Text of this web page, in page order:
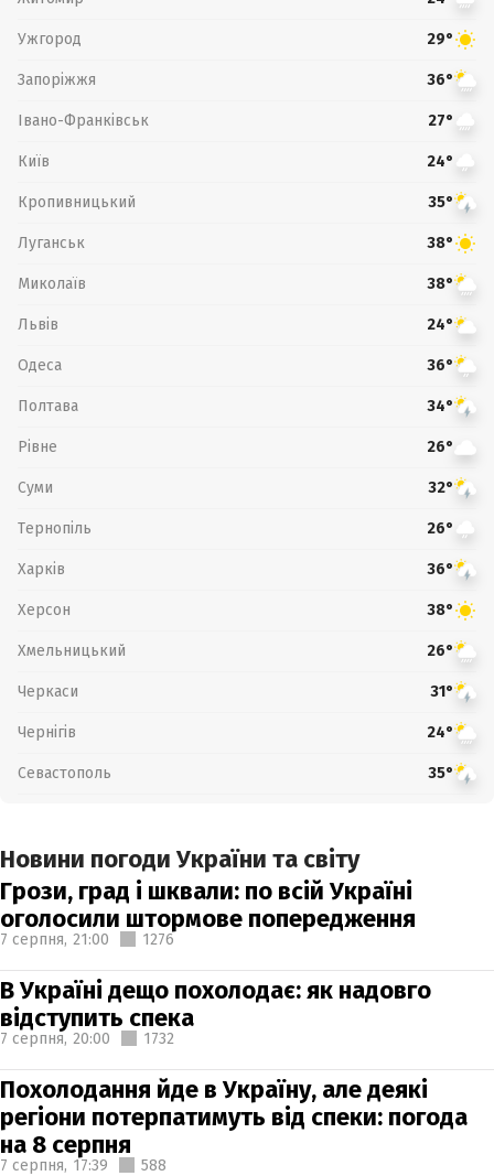
Ужгород 29°
Запоріжжя 36°
Івано-Франківськ 27°
Київ 24°
Кропивницький 35°
Луганськ 38°
Миколаїв 38°
Львів 24°
Одеса 36°
Полтава 34°
Рівне 26°
Суми 32°
Тернопіль 26°
Харків 36°
Херсон 38°
Хмельницький 26°
Черкаси 31°
Чернігів 24°
Севастополь 35°
Новини погоди України та світу
Грози, град і шквали: по всій Україні
оголосили штормове попередження
7 серпня, 21:00 1276
В Україні дещо похолодає: як надовго
відступить спека
7 серпня, 20:00 1732
Похолодання йде в Україну, але деякі
регіони потерпатимуть від спеки: погода
на 8 серпня
7 серпня, 17:39 588